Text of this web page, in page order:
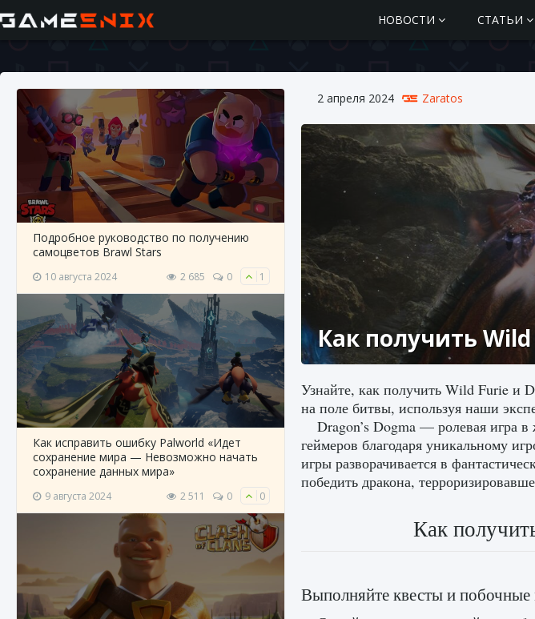
НОВОСТИ СТАТЬИ
Подробное руководство по получению
самоцветов Brawl Stars
10 августа 2024 2 685 0 1
Как исправить ошибку Palworld «Идет
сохранение мира — Невозможно начать
сохранение данных мира»
9 августа 2024 2 511 0 0
2 апреля 2024 Zaratos
Как получить
Узнайте, как получить Wild Furie и
на поле битвы, используя наши
Dragon’s Dogma — ролевая игра
геймеров благодаря уникальному
игры разворачивается в
победить дракона,
Как
Выполняйте квесты и побочные